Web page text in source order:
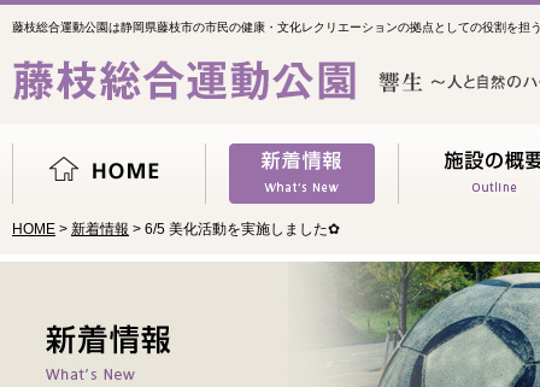
藤枝総合運動公園は静岡県藤枝市の市民の健康・文化レクリエーションの拠点としての役割を担
HOME > 新着情報 > 6/5 美化活動を実施しました✿